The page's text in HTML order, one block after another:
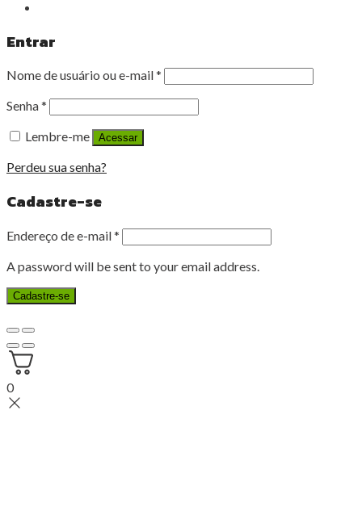
Entrar
Nome de usuário ou e-mail*
Senha*
Lembre-me
Acessar
Perdeu sua senha?
Cadastre-se
Endereço de e-mail*
A password will be sent to your email address.
Cadastre-se
0